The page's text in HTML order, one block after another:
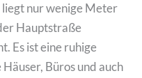
nur wenige Meter
Hauptstraße
Es ist eine ruhige
Büros und auch